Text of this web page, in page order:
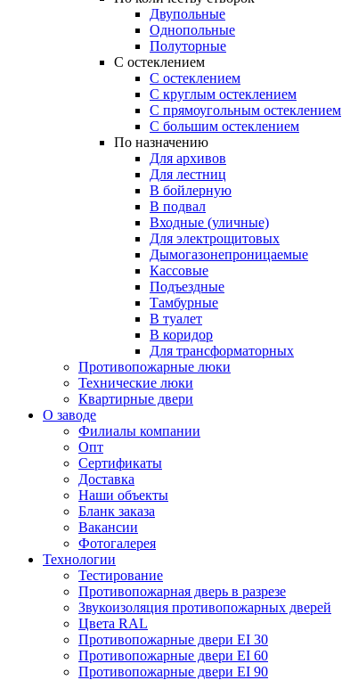
Двупольные
Однопольные
Полуторные
С остеклением
С остеклением
С круглым остеклением
С прямоугольным остеклением
С большим остеклением
По назначению
Для архивов
Для лестниц
В бойлерную
В подвал
Входные (уличные)
Для электрощитовых
Дымогазонепроницаемые
Кассовые
Подъездные
Тамбурные
В туалет
В коридор
Для трансформаторных
Противопожарные люки
Технические люки
Квартирные двери
О заводе
Филиалы компании
Опт
Сертификаты
Доставка
Наши объекты
Бланк заказа
Вакансии
Фотогалерея
Технологии
Тестирование
Противопожарная дверь в разрезе
Звукоизоляция противопожарных дверей
Цвета RAL
Противопожарные двери EI 30
Противопожарные двери EI 60
Противопожарные двери EI 90